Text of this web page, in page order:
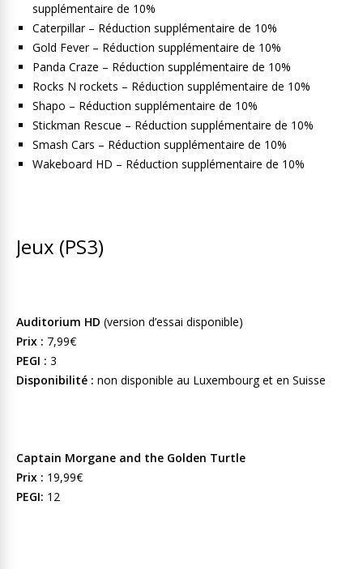
supplémentaire de 10%
Caterpillar – Réduction supplémentaire de 10%
Gold Fever – Réduction supplémentaire de 10%
Panda Craze – Réduction supplémentaire de 10%
Rocks N rockets – Réduction supplémentaire de 10%
Shapo – Réduction supplémentaire de 10%
Stickman Rescue – Réduction supplémentaire de 10%
Smash Cars – Réduction supplémentaire de 10%
Wakeboard HD – Réduction supplémentaire de 10%
Jeux (PS3)
Auditorium HD (version d’essai disponible)
Prix : 7,99€
PEGI : 3
Disponibilité : non disponible au Luxembourg et en Suisse
Captain Morgane and the Golden Turtle
Prix : 19,99€
PEGI: 12